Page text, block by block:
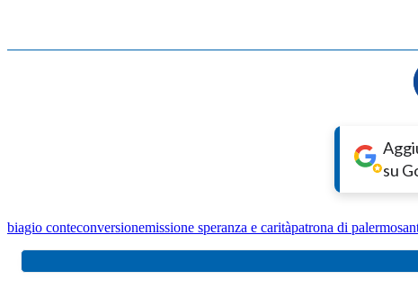
su
biagio conteconversionemissione speranza e caritàpatrona di palermo